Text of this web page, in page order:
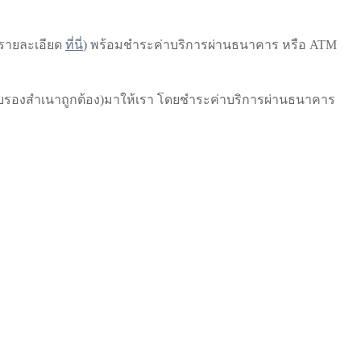
ายละเอียด ที่นี่) พร้อมชำระค่าบริการผ่านธนาคาร หรือ ATM
องสำเนาถูกต้อง)มาให้เรา โดยชำระค่าบริการผ่านธนาคาร